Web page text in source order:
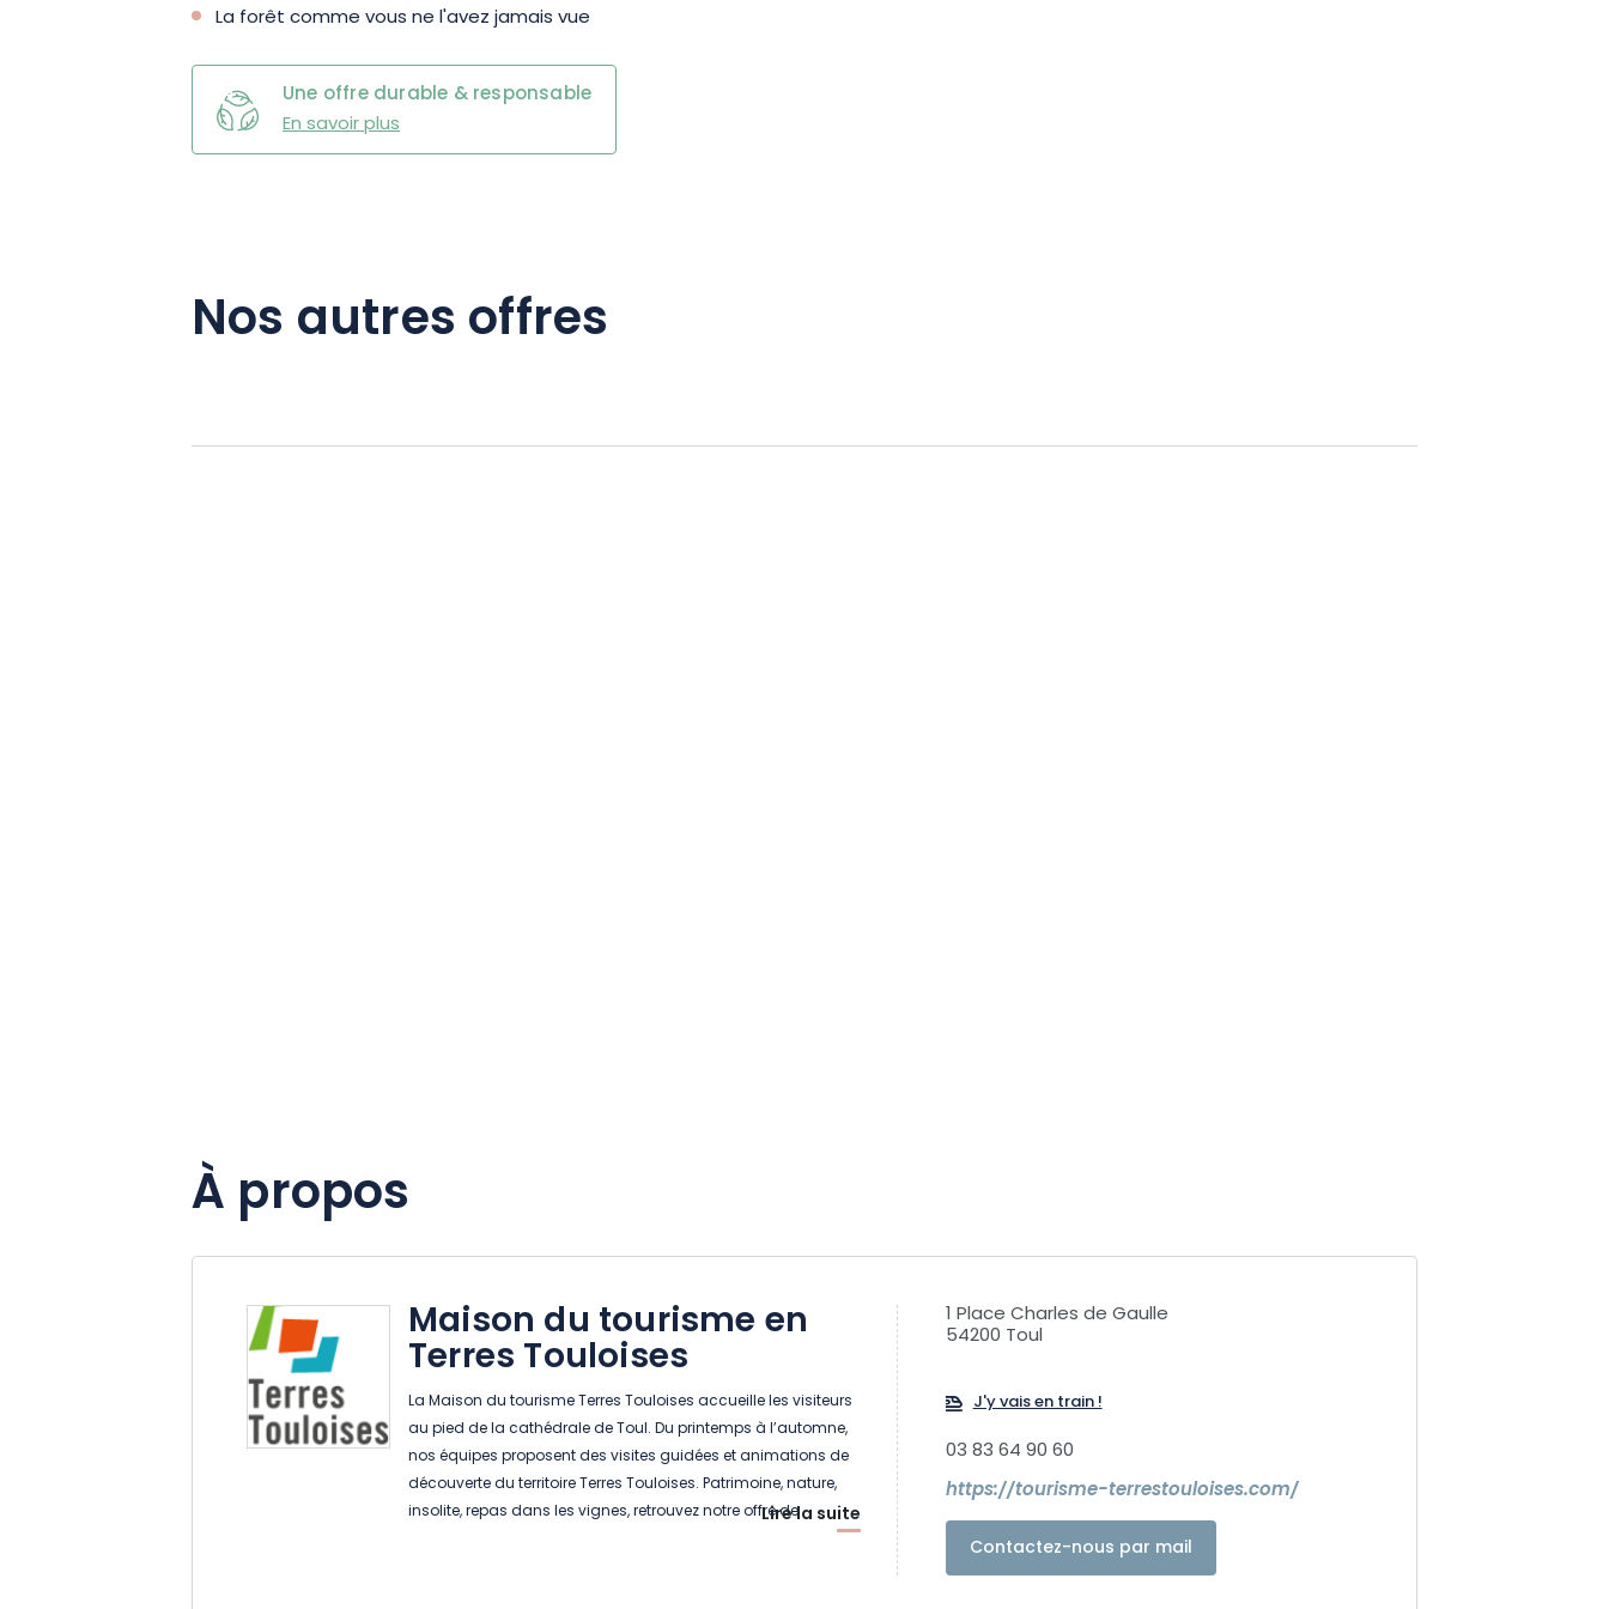
La forêt comme vous ne l'avez jamais vue
Une offre durable & responsable
En savoir plus
Nos autres offres
À propos
Maison du tourisme en
Terres Touloises
La Maison du tourisme Terres Touloises accueille les visiteurs
au pied de la cathédrale de Toul. Du printemps à l’automne,
nos équipes proposent des visites guidées et animations de
découverte du territoire Terres Touloises. Patrimoine, nature,
insolite, repas dans les vignes, retrouvez notre offre deLire la suite
1 Place Charles de Gaulle
54200 Toul
J'y vais en train !
03 83 64 90 60
https://tourisme-terrestouloises.com/
Contactez-nous par mail